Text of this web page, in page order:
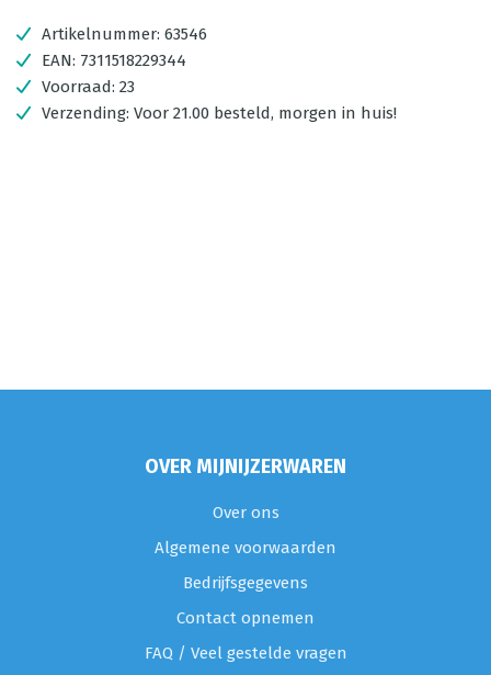
Artikelnummer: 63546
EAN: 7311518229344
Voorraad: 23
Verzending: Voor 21.00 besteld, morgen in huis!
OVER MIJNIJZERWAREN
Over ons
Algemene voorwaarden
Bedrijfsgegevens
Contact opnemen
FAQ / Veel gestelde vragen